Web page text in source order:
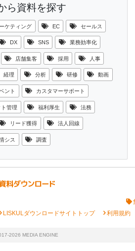
ら資料を探す
ケティング EC セールス
DX SNS 業務効率化
店舗集客 採用 人事
経理 分析 研修 動画
ント カスタマーサポート
管理 福利厚生 法務
リード獲得 法人回線
シス 調査
chevron_rightLISKULダウンロードサイトトップ chevron_right利用規約
2026 MEDIA ENGINE